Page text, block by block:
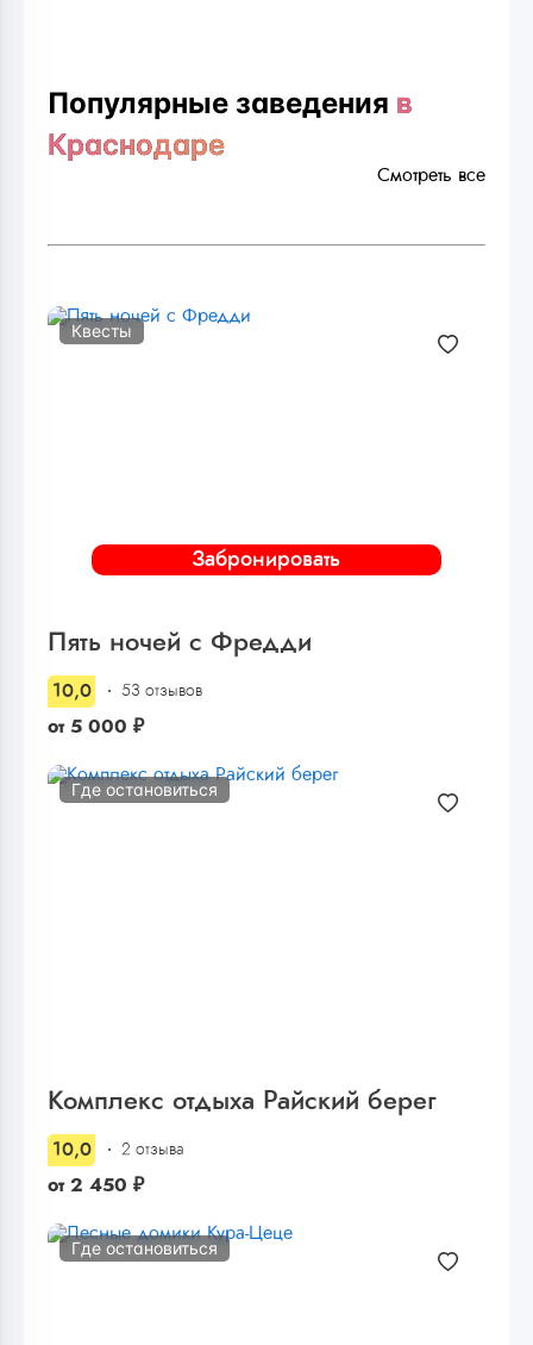
Популярные заведения в
Краснодаре
Смотреть все
Забронировать
Квесты
Пять ночей с Фредди
10,0 53 отзывов
от 5 000 ₽
Где остановиться
Комплекс отдыха Райский берег
10,0 2 отзыва
от 2 450 ₽
Где остановиться